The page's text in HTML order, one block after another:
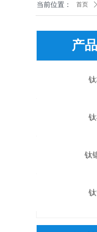
首页 ꄲ
当前位置：
产
钛